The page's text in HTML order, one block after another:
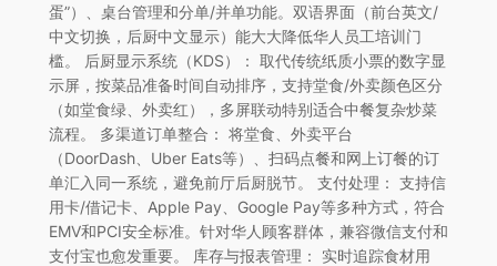
蛋”）、桌台管理和分单/并单功能。双语界面（前台英文/
中文切换，后厨中文显示）能大大降低华人员工培训门
槛。 后厨显示系统（KDS）： 取代传统纸质小票的数字显
示屏，按菜品准备时间自动排序，支持堂食/外卖颜色区分
（如堂食绿、外卖红），多屏联动特别适合中餐复杂炒菜
流程。 多渠道订单整合： 将堂食、外卖平台
（DoorDash、Uber Eats等）、扫码点餐和网上订餐的订
单汇入同一系统，避免前厅后厨脱节。 支付处理： 支持信
用卡/借记卡、Apple Pay、Google Pay等多种方式，符合
EMV和PCI安全标准。针对华人顾客群体，兼容微信支付和
支付宝也愈发重要。 库存与报表管理： 实时追踪食材用